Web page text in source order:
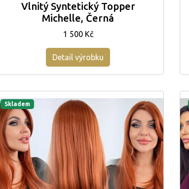
Vlnitý Syntetický Topper
Michelle, Černá
1 500 Kč
Detail výrobku
Skladem